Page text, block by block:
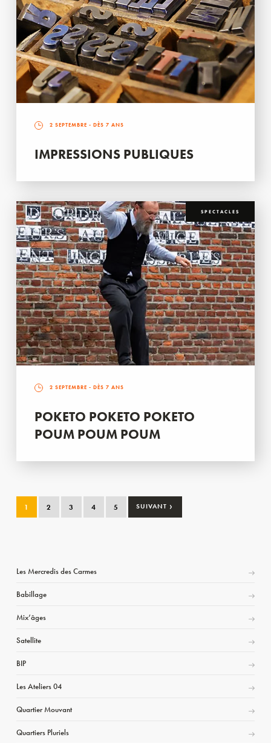
2 SEPTEMBRE - DÈS 7 ANS
IMPRESSIONS PUBLIQUES
SPECTACLES
2 SEPTEMBRE - DÈS 7 ANS
POKETO POKETO POKETO
POUM POUM POUM
1 2 3 4 5 SUIVANT ›
Les Mercredis des Carmes
Babillage
Mix’âges
Satellite
BIP
Les Ateliers 04
Quartier Mouvant
Quartiers Pluriels